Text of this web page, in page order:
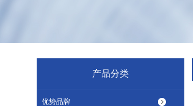
产品分类
优势品牌